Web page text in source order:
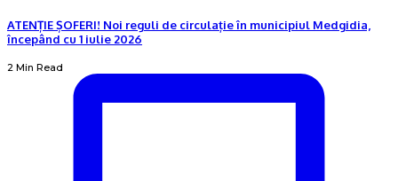
ATENȚIE ȘOFERI! Noi reguli de circulație în municipiul Medgidia,
începând cu 1 iulie 2026
2 Min Read